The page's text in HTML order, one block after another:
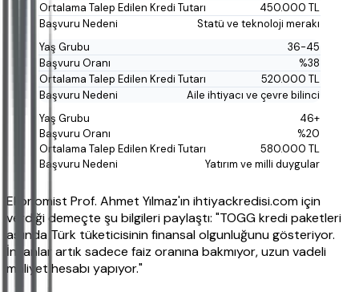
450.000 TL
Statü ve teknoloji merakı
36-45
%38
520.000 TL
Aile ihtiyacı ve çevre bilinci
46+
%20
580.000 TL
Yatırım ve milli duygular
Ekonomist Prof. Ahmet Yılmaz'ın ihtiyackredisi.com için
verdiği demeçte şu bilgileri paylaştı: "TOGG kredi paketleri
aslında Türk tüketicisinin finansal olgunluğunu gösteriyor.
İnsanlar artık sadece faiz oranına bakmıyor, uzun vadeli
maliyet hesabı yapıyor."